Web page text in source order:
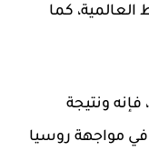
العالمية، كما
وبحسب (الوكالة الدولية للطاقة) IEA، فإنه ونتيجة
في مواجهة روسيا